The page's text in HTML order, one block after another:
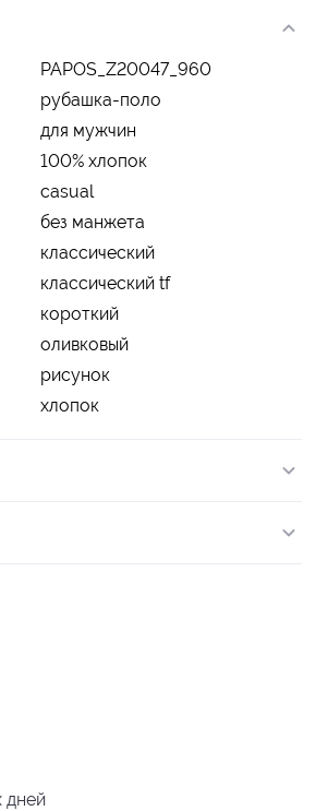
PAPOS_Z20047_960
рубашка-поло
для мужчин
100% хлопок
casual
без манжета
классический
классический tf
короткий
оливковый
рисунок
хлопок
дней